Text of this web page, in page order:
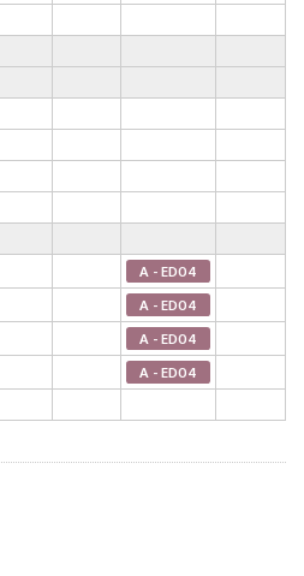
A - ED04
A - ED04
A - ED04
A - ED04